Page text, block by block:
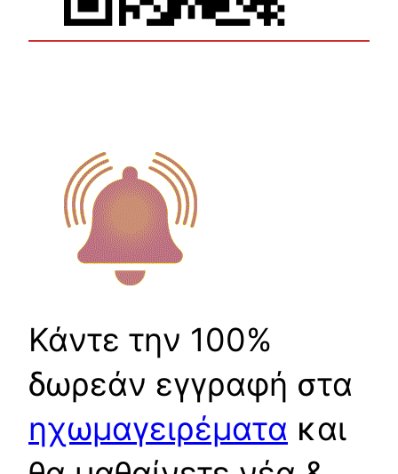
Κάντε την 100%
δωρεάν εγγραφή στα
ηχωμαγειρέματα και